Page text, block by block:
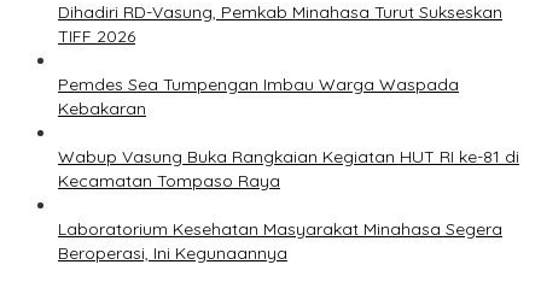
Dihadiri RD-Vasung, Pemkab Minahasa Turut Sukseskan
TIFF 2026
Pemdes Sea Tumpengan Imbau Warga Waspada
Kebakaran
Wabup Vasung Buka Rangkaian Kegiatan HUT RI ke-81 di
Kecamatan Tompaso Raya
Laboratorium Kesehatan Masyarakat Minahasa Segera
Beroperasi, Ini Kegunaannya